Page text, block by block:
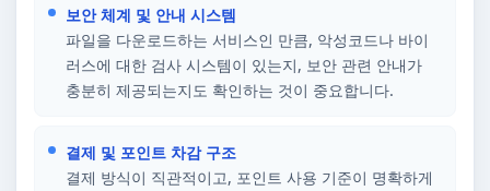
보안 체계 및 안내 시스템
파일을 다운로드하는 서비스인 만큼, 악성코드나 바이
러스에 대한 검사 시스템이 있는지, 보안 관련 안내가
충분히 제공되는지도 확인하는 것이 중요합니다.
결제 및 포인트 차감 구조
결제 방식이 직관적이고, 포인트 사용 기준이 명확하게